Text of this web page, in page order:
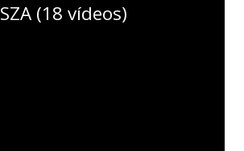
SZA (18 vídeos)